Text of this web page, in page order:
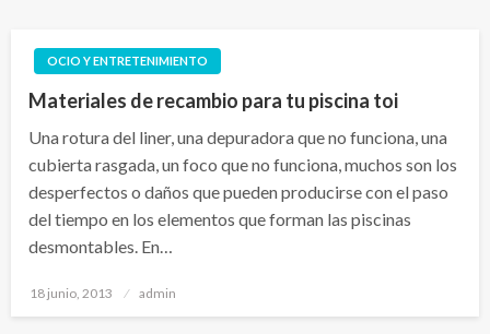
OCIO Y ENTRETENIMIENTO
Materiales de recambio para tu piscina toi
Una rotura del liner, una depuradora que no funciona, una
cubierta rasgada, un foco que no funciona, muchos son los
desperfectos o daños que pueden producirse con el paso
del tiempo en los elementos que forman las piscinas
desmontables. En…
Publicado
18 junio, 2013 admin